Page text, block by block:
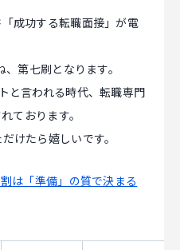
成功する転職面接」が電
第七刷となります。
と言われる時代、転職専門
ております。
けたら嬉しいです。
は「準備」の質で決まる